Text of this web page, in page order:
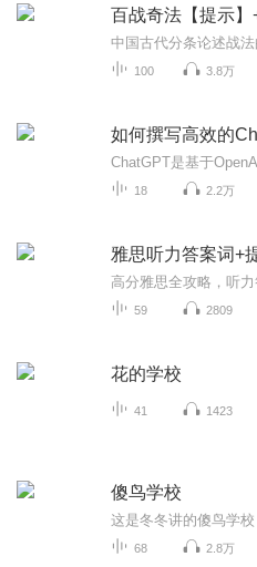
百战奇法【提示】
100 3.8万
如何撰写高效的
18 2.2万
雅思听力答案词+
高分雅思全攻略，听
59 2809
花的学校
41 1423
傻鸟学校
68 2.8万